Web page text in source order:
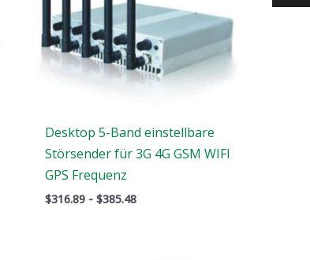
Desktop 5-Band einstellbare
Störsender für 3G 4G GSM WIFI
GPS Frequenz
$316.89 - $385.48